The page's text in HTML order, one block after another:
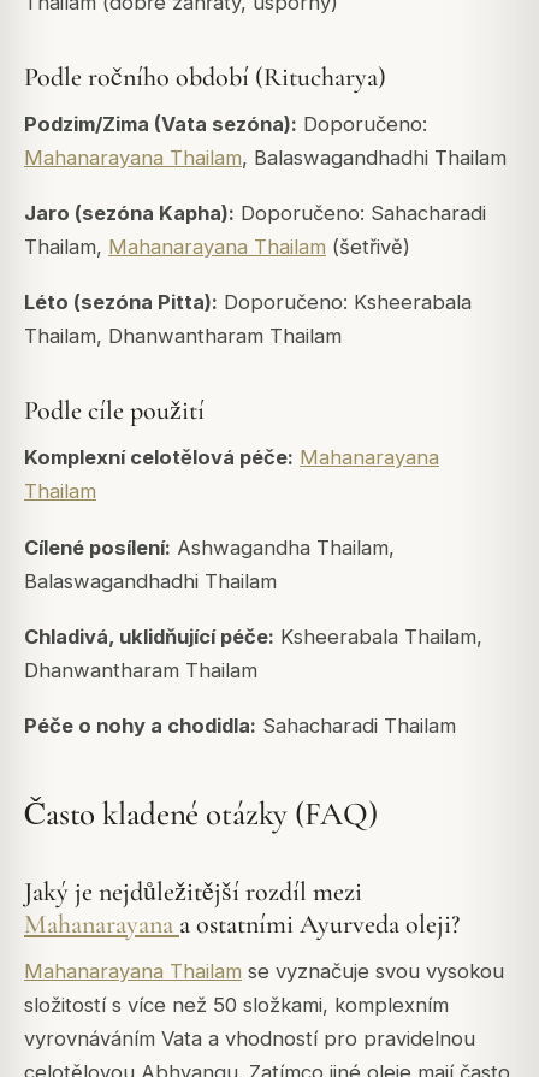
Podle ročního období (Ritucharya)
Podzim/Zima (Vata sezóna): Doporučeno:
Mahanarayana Thailam, Balaswagandhadhi Thailam
Jaro (sezóna Kapha): Doporučeno: Sahacharadi
Thailam, Mahanarayana Thailam (šetřivě)
Léto (sezóna Pitta): Doporučeno: Ksheerabala
Thailam, Dhanwantharam Thailam
Podle cíle použití
Komplexní celotělová péče: Mahanarayana
Thailam
Cílené posílení: Ashwagandha Thailam,
Balaswagandhadhi Thailam
Chladivá, uklidňující péče: Ksheerabala Thailam,
Dhanwantharam Thailam
Péče o nohy a chodidla: Sahacharadi Thailam
Často kladené otázky (FAQ)
Jaký je nejdůležitější rozdíl mezi
Mahanarayana a ostatními Ayurveda oleji?
Mahanarayana Thailam se vyznačuje svou vysokou
složitostí s více než 50 složkami, komplexním
vyrovnáváním Vata a vhodností pro pravidelnou